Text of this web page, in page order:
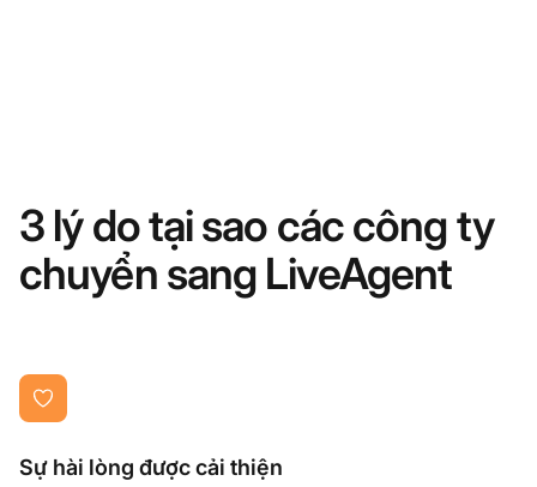
3 lý do tại sao các công ty
chuyển sang LiveAgent
Sự hài lòng được cải thiện